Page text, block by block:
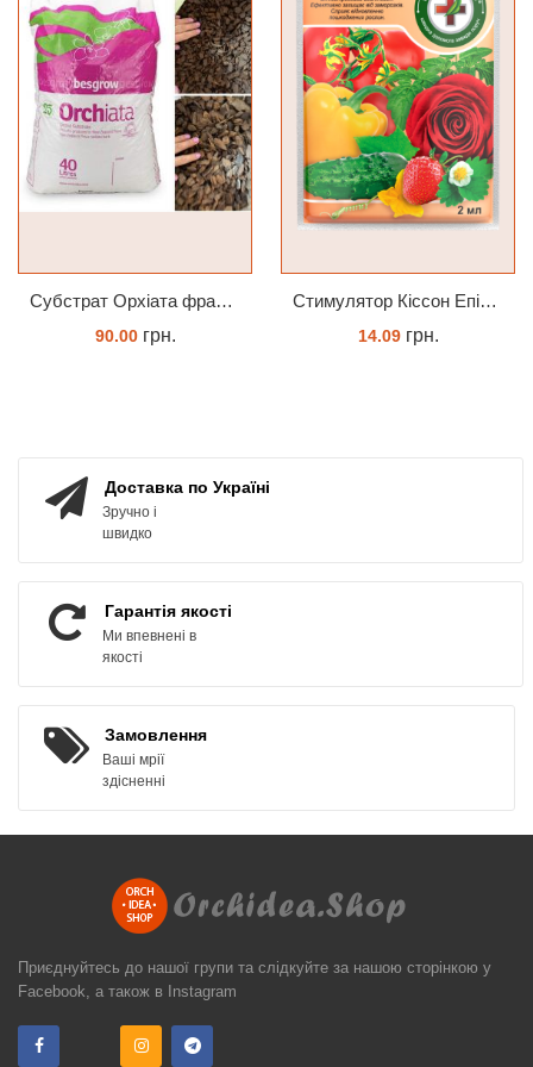
Субстрат Орхіата фракція 9-12мм
90.00грн.
Cтимулятор Кіссон Епін +
14.09грн.
Доставка по Україні
Зручно і
швидко
Гарантія якості
Ми впевнені в
якості
Замовлення
Ваші мрії
здісненні
Приєднуйтесь до нашої групи та слідкуйте за нашою сторінкою у
Facebook, а також в Instagram